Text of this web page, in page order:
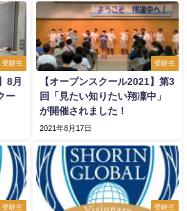
受験生
8月
ー
受験生
【オープンスクール2021】第3
回「見たい知りたい翔凜中」
が開催されました！
2021年8月17日
受験生 受験生